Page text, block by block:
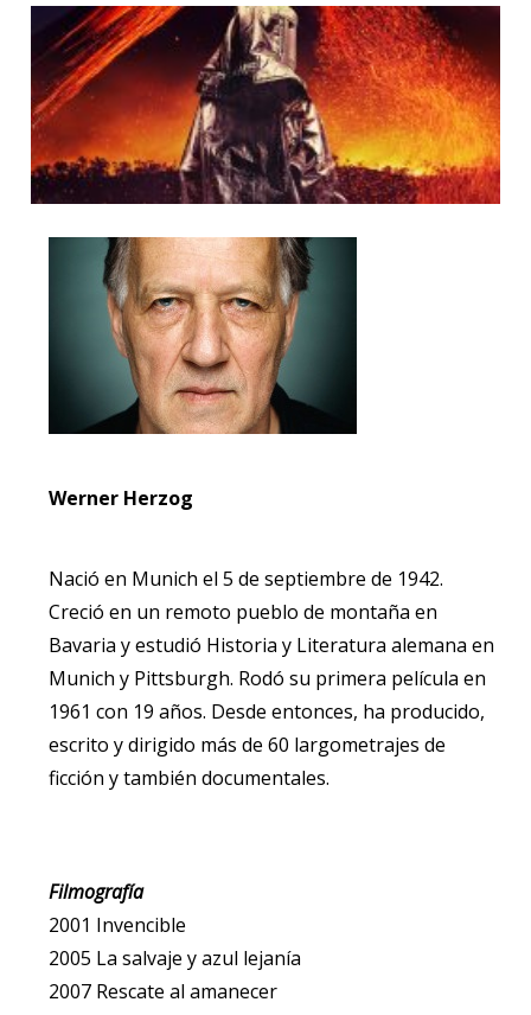
Werner Herzog
Nació en Munich el 5 de septiembre de 1942.
Creció en un remoto pueblo de montaña en
Bavaria y estudió Historia y Literatura alemana en
Munich y Pittsburgh. Rodó su primera película en
1961 con 19 años. Desde entonces, ha producido,
escrito y dirigido más de 60 largometrajes de
ficción y también documentales.
Filmografía
2001 Invencible
2005 La salvaje y azul lejanía
2007 Rescate al amanecer